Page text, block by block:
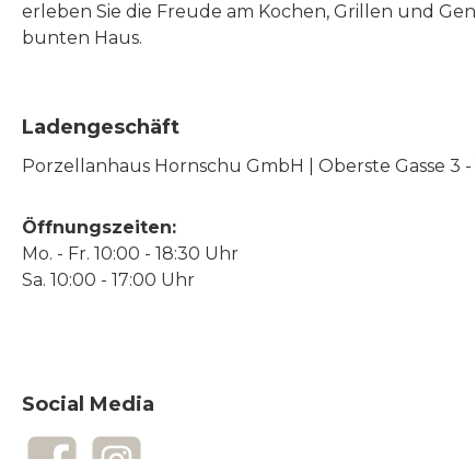
erleben Sie die Freude am Kochen, Grillen und
bunten Haus.
Ladengeschäft
Porzellanhaus Hornschu GmbH | Oberste Gasse 3 -
Öffnungszeiten:
Mo. - Fr. 10:00 - 18:30 Uhr
Sa. 10:00 - 17:00 Uhr
Social Media